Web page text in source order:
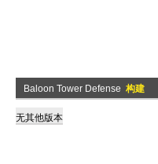
Baloon Tower Defense 构建
无其他版本